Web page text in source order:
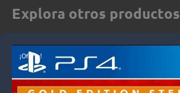
Explora otros productos
¡Oferta!